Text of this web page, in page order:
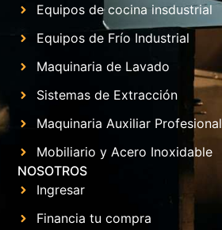
Equipos de cocina insdustrial
Equipos de Frío Industrial
Maquinaria de Lavado
Sistemas de Extracción
Maquinaria Auxiliar Profesional
Mobiliario y Acero Inoxidable
NOSOTROS
Ingresar
Financia tu compra